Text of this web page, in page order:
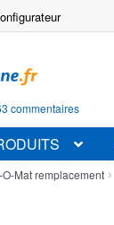
commentaires
Mat remplacement